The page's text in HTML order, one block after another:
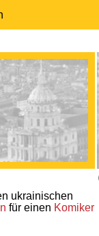
ukrainischen
für einen Komiker